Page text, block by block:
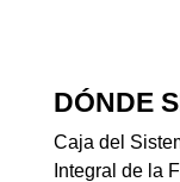
DÓNDE
Caja del
Integral de la